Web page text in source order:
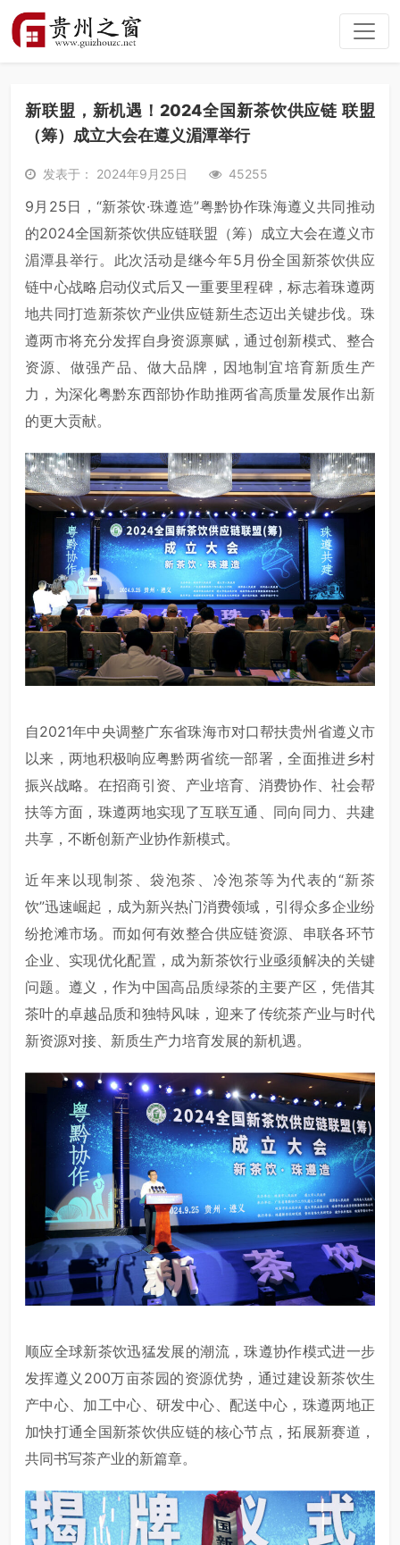
新联盟，新机遇！2024全国新茶饮供应链 联盟
（筹）成立大会在遵义湄潭举行
发表于： 2024年9月25日 45255
9月25日，“新茶饮·珠遵造”粤黔协作珠海遵义共同推动
的2024全国新茶饮供应链联盟（筹）成立大会在遵义市
湄潭县举行。此次活动是继今年5月份全国新茶饮供应
链中心战略启动仪式后又一重要里程碑，标志着珠遵两
地共同打造新茶饮产业供应链新生态迈出关键步伐。珠
遵两市将充分发挥自身资源禀赋，通过创新模式、整合
资源、做强产品、做大品牌，因地制宜培育新质生产
力，为深化粤黔东西部协作助推两省高质量发展作出新
的更大贡献。
自2021年中央调整广东省珠海市对口帮扶贵州省遵义市
以来，两地积极响应粤黔两省统一部署，全面推进乡村
振兴战略。在招商引资、产业培育、消费协作、社会帮
扶等方面，珠遵两地实现了互联互通、同向同力、共建
共享，不断创新产业协作新模式。
近年来以现制茶、袋泡茶、冷泡茶等为代表的“新茶
饮”迅速崛起，成为新兴热门消费领域，引得众多企业纷
纷抢滩市场。而如何有效整合供应链资源、串联各环节
企业、实现优化配置，成为新茶饮行业亟须解决的关键
问题。遵义，作为中国高品质绿茶的主要产区，凭借其
茶叶的卓越品质和独特风味，迎来了传统茶产业与时代
新资源对接、新质生产力培育发展的新机遇。
顺应全球新茶饮迅猛发展的潮流，珠遵协作模式进一步
发挥遵义200万亩茶园的资源优势，通过建设新茶饮生
产中心、加工中心、研发中心、配送中心，珠遵两地正
加快打通全国新茶饮供应链的核心节点，拓展新赛道，
共同书写茶产业的新篇章。